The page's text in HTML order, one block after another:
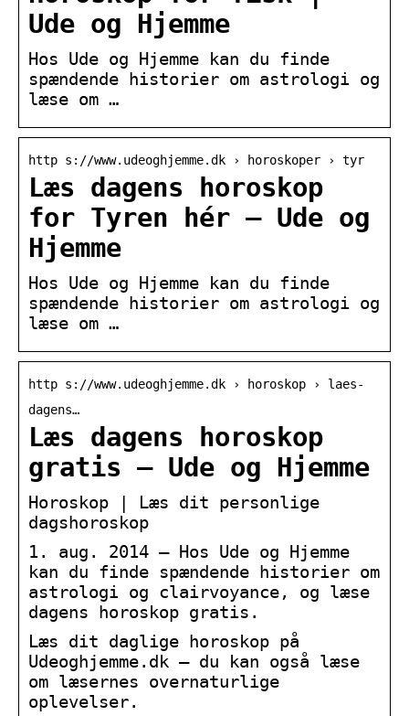
Ude og Hjemme
Hos Ude og Hjemme kan du finde
spændende historier om astrologi og
læse om …
http s://www.udeoghjemme.dk › horoskoper › tyr
Læs dagens horoskop
for Tyren hér – Ude og
Hjemme
Hos Ude og Hjemme kan du finde
spændende historier om astrologi og
læse om …
http s://www.udeoghjemme.dk › horoskop › laes-
dagens…
Læs dagens horoskop
gratis – Ude og Hjemme
Horoskop | Læs dit personlige
dagshoroskop
1. aug. 2014 — Hos Ude og Hjemme
kan du finde spændende historier om
astrologi og clairvoyance, og læse
dagens horoskop gratis.
Læs dit daglige horoskop på
Udeoghjemme.dk – du kan også læse
om læsernes overnaturlige
oplevelser.